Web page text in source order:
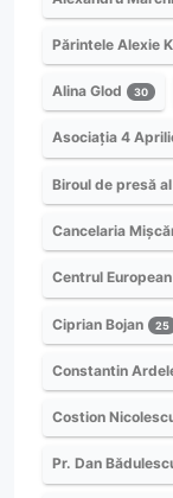
Părintele Alexie
Alina Glod 30
Asociația 4
Biroul de presă
Cancelaria
Centrul
Ciprian Bojan 25
Constantin
Costion
Pr. Dan